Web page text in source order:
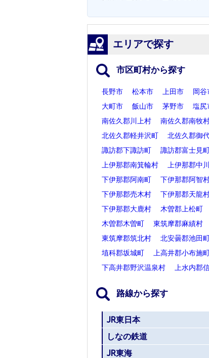
エリアで探す
市区町村から探す
長野市 松本市 上田市 岡谷
大町市
飯山市 茅野市 塩尻
南佐久郡川上村
南佐久郡南牧
北佐久郡軽井沢町
北佐久郡御
諏訪郡下諏訪町
諏訪郡富士見
上伊那郡南箕輪村
上伊那郡中
下伊那郡阿南町
下伊那郡阿智
下伊那郡売木村
下伊那郡天龍
下伊那郡大鹿村
木曽郡上松町
木曽郡木曽町
東筑摩郡麻績村
東筑摩郡筑北村
北安曇郡池田
埴科郡坂城町
上高井郡小布施
下高井郡野沢温泉村
上水内郡
路線から探す
JR東日本
しなの鉄道
JR東海